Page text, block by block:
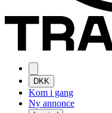
DKK
Kom i gang
Ny annonce